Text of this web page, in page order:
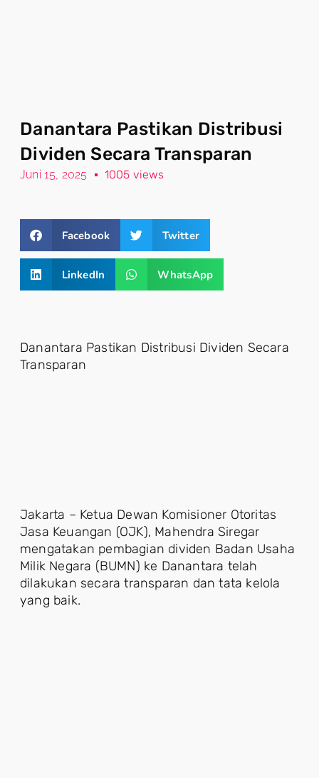
Danantara Pastikan Distribusi
Dividen Secara Transparan
Juni 15, 2025 1005 views
Facebook Twitter
LinkedIn WhatsApp
Danantara Pastikan Distribusi Dividen Secara
Transparan
Jakarta – Ketua Dewan Komisioner Otoritas
Jasa Keuangan (OJK), Mahendra Siregar
mengatakan pembagian dividen Badan Usaha
Milik Negara (BUMN) ke Danantara telah
dilakukan secara transparan dan tata kelola
yang baik.